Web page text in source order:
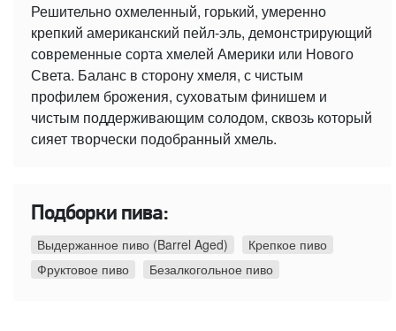
Решительно охмеленный, горький, умеренно
крепкий американский пейл-эль, демонстрирующий
современные сорта хмелей Америки или Нового
Света. Баланс в сторону хмеля, с чистым
профилем брожения, суховатым финишем и
чистым поддерживающим солодом, сквозь который
сияет творчески подобранный хмель.
Подборки пива:
Выдержанное пиво (Barrel Aged)
Крепкое пиво
Фруктовое пиво
Безалкогольное пиво